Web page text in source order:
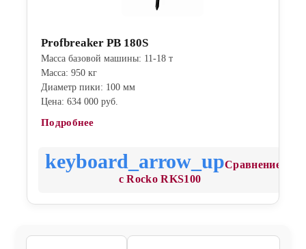
Profbreaker PB 180S
Масса базовой машины: 11-18 т
Масса: 950 кг
Диаметр пики: 100 мм
Цена: 634 000 руб.
Подробнее
Сравнение
с Rocko RKS100